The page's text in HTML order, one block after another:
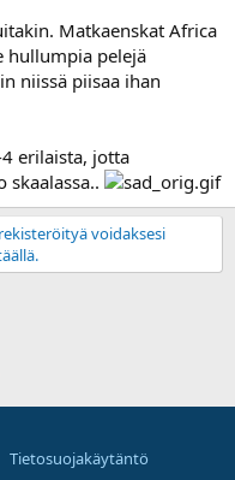
Matkaenskat Africa
hullumpia pelejä
niissä piisaa ihan
erilaista, jotta
voidaksesi
Tietosuojakäytäntö